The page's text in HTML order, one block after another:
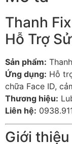
Thanh
Hỗ Trợ
Sản phẩm:
Ứng dụng: Hỗ
chữa Face ID,
Thương hiệu:
Liên hệ:
Giới